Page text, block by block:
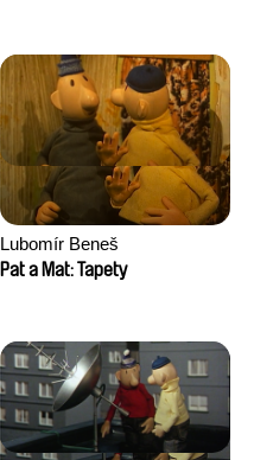
Lubomír Beneš
Pat a Mat: Tapety